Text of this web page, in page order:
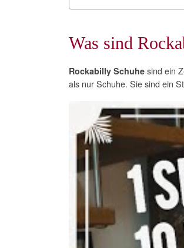
Was sind
Rockabilly Schuhe sind ein
als nur Schuhe. Sie sind ein